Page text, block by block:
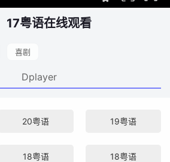
17粤语在线观看
喜剧
Dplayer
20粤语 19粤语
18粤语 18粤语